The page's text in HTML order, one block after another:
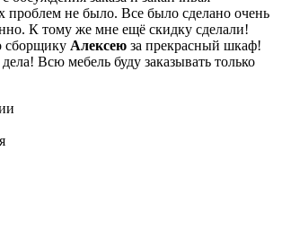
проблем не было. Все было сделано очень
К тому же мне ещё скидку сделали!
сборщику Алексею за прекрасный шкаф!
Всю мебель буду заказывать только